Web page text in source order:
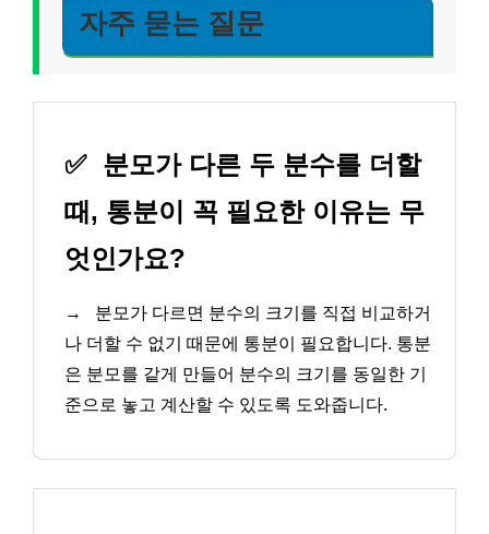
자주 묻는 질문
✅ 분모가 다른 두 분수를 더할
때, 통분이 꼭 필요한 이유는 무
엇인가요?
→
분모가 다르면 분수의 크기를 직접 비교하거
나 더할 수 없기 때문에 통분이 필요합니다. 통분
은 분모를 같게 만들어 분수의 크기를 동일한 기
준으로 놓고 계산할 수 있도록 도와줍니다.